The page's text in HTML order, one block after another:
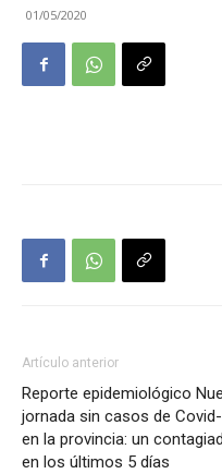
01/05/2020
Artículo anterior
Reporte epidemiológico
jornada sin casos de
en la provincia: un
en los últimos 5 días